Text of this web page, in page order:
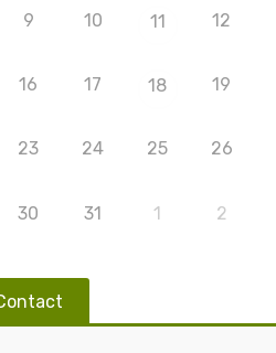
9 10 11 12
16 17 18 19
23 24 25 26
30 31 1 2